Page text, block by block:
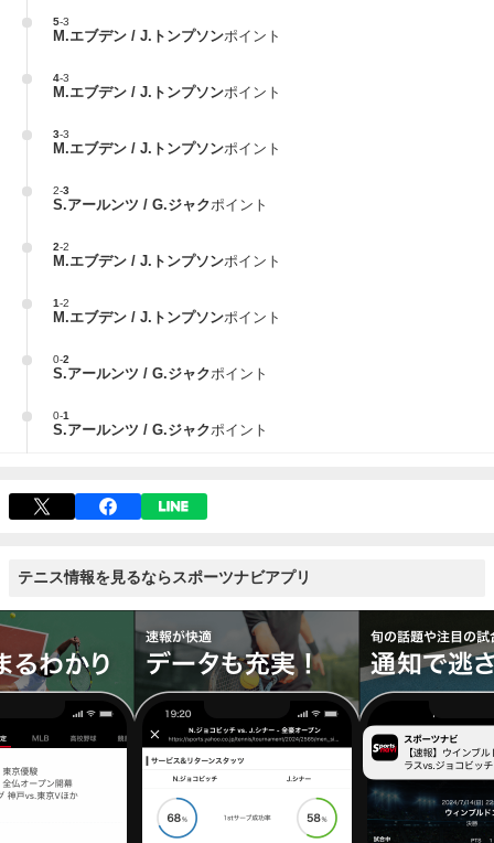
5-3
M.エブデン / J.トンプソンポイント
4-3
M.エブデン / J.トンプソンポイント
3-3
M.エブデン / J.トンプソンポイント
2-3
S.アールンツ / G.ジャクポイント
2-2
M.エブデン / J.トンプソンポイント
1-2
M.エブデン / J.トンプソンポイント
0-2
S.アールンツ / G.ジャクポイント
0-1
S.アールンツ / G.ジャクポイント
テニス情報を見るならスポーツナビアプリ